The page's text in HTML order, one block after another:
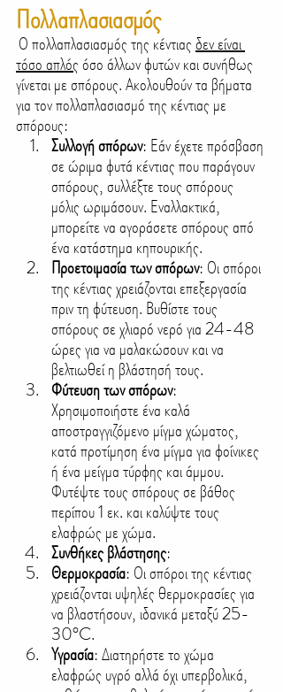
Πολλαπλασιασμός
Ο πολλαπλασιασμός της κέντιας δεν είναι
τόσο απλός όσο άλλων φυτών και συνήθως
γίνεται με σπόρους. Ακολουθούν τα βήματα
για τον πολλαπλασιασμό της κέντιας με
σπόρους:
Συλλογή σπόρων: Εάν έχετε πρόσβαση
σε ώριμα φυτά κέντιας που παράγουν
σπόρους, συλλέξτε τους σπόρους
μόλις ωριμάσουν. Εναλλακτικά,
μπορείτε να αγοράσετε σπόρους από
ένα κατάστημα κηπουρικής.
Προετοιμασία των σπόρων: Οι σπόροι
της κέντιας χρειάζονται επεξεργασία
πριν τη φύτευση. Βυθίστε τους
σπόρους σε χλιαρό νερό για 24-48
ώρες για να μαλακώσουν και να
βελτιωθεί η βλάστησή τους.
Φύτευση των σπόρων:
Χρησιμοποιήστε ένα καλά
αποστραγγιζόμενο μίγμα χώματος,
κατά προτίμηση ένα μίγμα για φοίνικες
ή ένα μείγμα τύρφης και άμμου.
Φυτέψτε τους σπόρους σε βάθος
περίπου 1 εκ. και καλύψτε τους
ελαφρώς με χώμα.
Συνθήκες βλάστησης:
Θερμοκρασία: Οι σπόροι της κέντιας
χρειάζονται υψηλές θερμοκρασίες για
να βλαστήσουν, ιδανικά μεταξύ 25-
30°C.
Υγρασία: Διατηρήστε το χώμα
ελαφρώς υγρό αλλά όχι υπερβολικά,